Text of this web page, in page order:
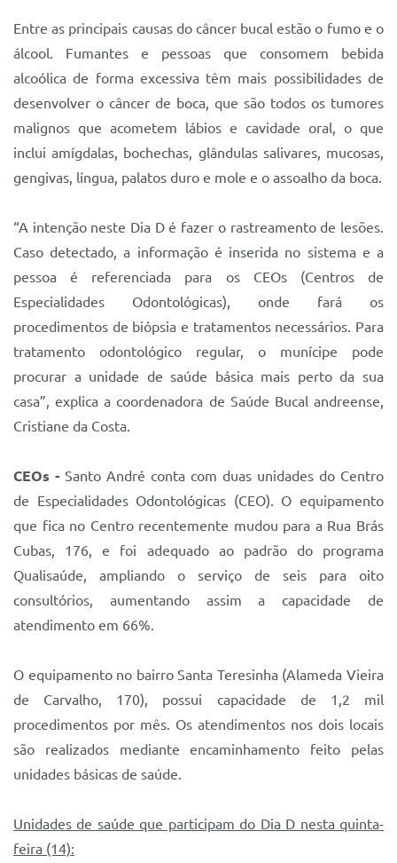
Entre as principais causas do câncer bucal estão o fumo e o
álcool. Fumantes e pessoas que consomem bebida
alcoólica de forma excessiva têm mais possibilidades de
desenvolver o câncer de boca, que são todos os tumores
malignos que acometem lábios e cavidade oral, o que
inclui amígdalas, bochechas, glândulas salivares, mucosas,
gengivas, língua, palatos duro e mole e o assoalho da boca.
“A intenção neste Dia D é fazer o rastreamento de lesões.
Caso detectado, a informação é inserida no sistema e a
pessoa é referenciada para os CEOs (Centros de
Especialidades Odontológicas), onde fará os
procedimentos de biópsia e tratamentos necessários. Para
tratamento odontológico regular, o munícipe pode
procurar a unidade de saúde básica mais perto da sua
casa”, explica a coordenadora de Saúde Bucal andreense,
Cristiane da Costa.
CEOs - Santo André conta com duas unidades do Centro
de Especialidades Odontológicas (CEO). O equipamento
que fica no Centro recentemente mudou para a Rua Brás
Cubas, 176, e foi adequado ao padrão do programa
Qualisaúde, ampliando o serviço de seis para oito
consultórios, aumentando assim a capacidade de
atendimento em 66%.
O equipamento no bairro Santa Teresinha (Alameda Vieira
de Carvalho, 170), possui capacidade de 1,2 mil
procedimentos por mês. Os atendimentos nos dois locais
são realizados mediante encaminhamento feito pelas
unidades básicas de saúde.
Unidades de saúde que participam do Dia D nesta quinta-
feira (14):